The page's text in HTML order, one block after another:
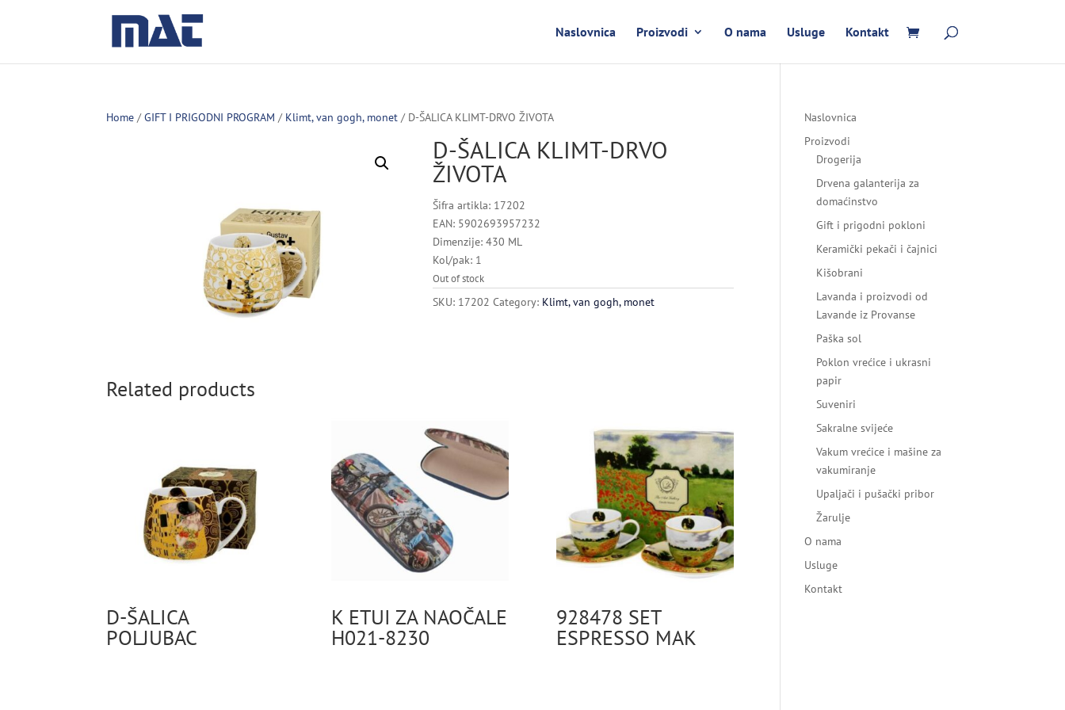
Naslovnica Proizvodi O nama Usluge Kontakt
Home /GIFT I PRIGODNI PROGRAM / Klimt, van gogh, monet / D-ŠALICA KLIMT-DRVO ŽIVOTA
D-ŠALICA KLIMT-DRVO
ŽIVOTA
Šifra artikla: 17202
EAN: 5902693957232
Dimenzije: 430 ML
Kol/pak: 1
Out of stock
SKU: 17202 Category: Klimt, van gogh, monet
Related products
D-ŠALICA
POLJUBAC
K ETUI ZA NAOČALE
H021-8230
928478 SET
ESPRESSO MAK
Naslovnica
Proizvodi
Drogerija
Drvena galanterija za
domaćinstvo
Gift i prigodni pokloni
Keramički pekači i čajnici
Kišobrani
Lavanda i proizvodi od
Lavande iz Provanse
Paška sol
Poklon vrećice i ukrasni
papir
Suveniri
Sakralne svijeće
Vakum vrećice i mašine za
vakumiranje
Upaljači i pušački pribor
Žarulje
O nama
Usluge
Kontakt